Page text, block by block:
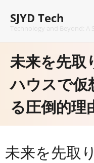
content
SJYD Tech
未来を先取
ハウスで仮
る圧倒的理
未来を先取